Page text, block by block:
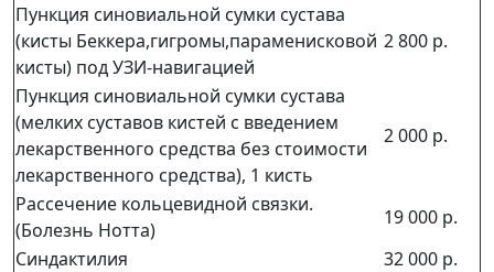
Пункция синовиальной сумки сустава
(кисты Беккера,гигромы,параменисковой
кисты) под УЗИ-навигацией
2 800 р.
Пункция синовиальной сумки сустава
(мелких суставов кистей с введением
лекарственного средства без стоимости
лекарственного средства), 1 кисть
2 000 р.
Рассечение кольцевидной связки.
(Болезнь Нотта)
19 000 р.
Синдактилия
32 000 р.